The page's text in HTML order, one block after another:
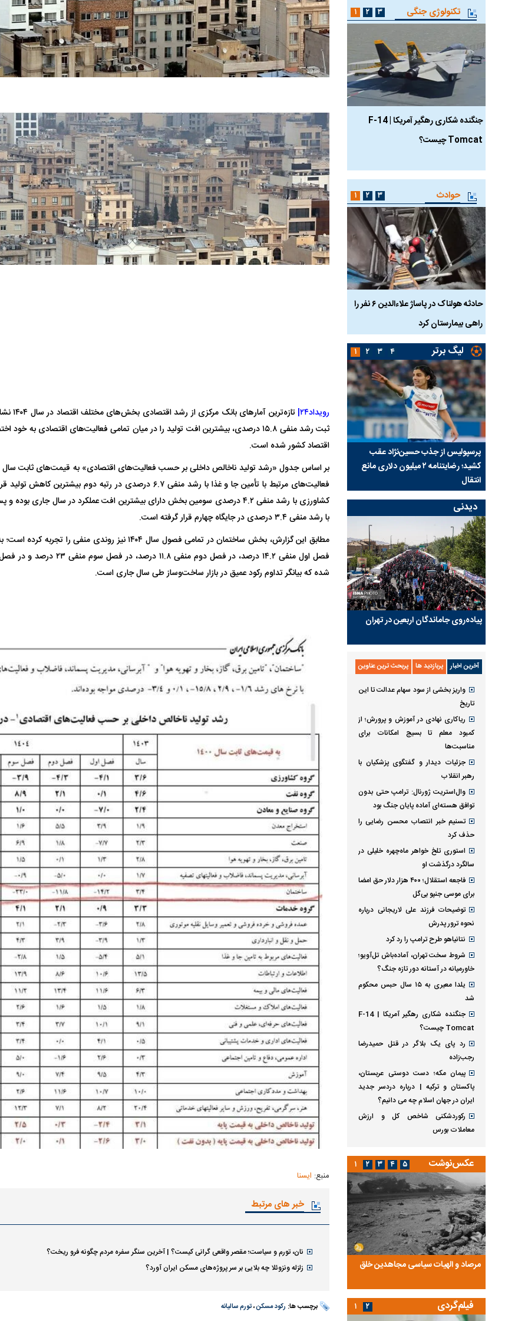
رویداد۲۴|
تازه‌ترین
ثبت رشد منفی ۱۵.۸ درصدی، بیشترین افت تولید را در میان تمامی فعالیت‌های اقتصادی به
اقتصاد کشور شده است.
فعالیت‌های مرتبط با تأمین جا و غذا با رشد منفی ۶.۷ درصدی در رتبه دوم
کشاورزی با رشد منفی ۴.۲ درصدی سومین بخش دارای بیشترین افت عملکرد در سال جاری
با رشد منفی ۳.۴ درصدی در جایگاه چهارم قرار گرفته است.
مطابق این گزارش، بخش ساختمان در تمامی فصول سال ۱۴۰۴ نیز
شده که بیانگر تداوم رکود عمیق در بازار ساخت‌وساز طی سال جاری است.
منبع: ایسنا
خبر های مرتبط
نان، تورم و سیاست؛ مقصر واقعی گرانی کیست؟ | آخرین سنگر سفره مردم چگونه فرو ریخت؟
زلزله ونزوئلا چه بلایی بر سر پروژه‌های مسکن ایران آورد؟
برچسب ها: رکود مسکن،تورم سالیانه
تکنولوژی جنگی
جنگنده شکاری رهگیر آمریکا | F-14
Tomcat چیست؟
حدید ۱۱۰؛ نسخه سریع‌تر، پنهان‌کارتر و
مرگبارتر پهپادهای ایرانی | پهپاد انتحاری
جدید ایران چیست؟
هواپیمای مرموز E-11A BACN چیست؟
Tomcat چیست؟
۱ ۲ ۳
حوادث
حادثه هولناک در پاساژ علاءالدین ۶ نفر را
راهی بیمارستان کرد
۱ ۲ ۳
لیگ برتر
پرسپولیس از جذب حسین‌نژاد عقب
کشید؛ رضایتنامه ۲ میلیون دلاری مانع
انتقال
بازی‌های لیگ برتر فوتبال با تماشاگر
برگزار می‌شود
پرسپولیس لو رفت
امضای قرارداد
۱ ۲ ۳ ۴
دیدنی
پیاده‌روی جاماندگان اربعین در تهران
آخرین اخبار پربازدید ها پربحث ترین عناوین
واریز بخشی از سود سهام عدالت تا این
تاریخ
ریاکاری نهادی در آموزش و پرورش؛ از
کمبود معلم تا بسیج امکانات برای
مناسبت‌ها
جزئیات دیدار و گفتگوی پزشکیان با
رهبر انقلاب
وال‌استریت ژورنال: ترامپ حتی بدون
توافق هسته‌ای آماده پایان جنگ بود
تسنیم خبر انتصاب محسن رضایی را
حذف کرد
استوری تلخ خواهر ماه‌چهره خلیلی در
سالگرد درگذشت او
فاجعه استقلال؛ ۴۰۰ هزار دلار حق امضا
برای موسی جنپو بی‌گل
توضیحات فرزند علی لاریجانی درباره
نحوه ترور پدرش
نتانیاهو طرح ترامپ را رد کرد
شروط سخت تهران، آماده‌باش تل‌آویو؛
خاورمیانه در آستانه دور تازه جنگ؟
یلدا معیری به ۱۵ سال حبس محکوم
شد
جنگنده شکاری رهگیر آمریکا | F-14
Tomcat چیست؟
رد پای یک بلاگر در قتل حمیدرضا
رجب‌زاده
پیمان مکه؛ دست دوستی عربستان،
پاکستان و ترکیه | درباره دردسر جدید
ایران در جهان اسلام چه می دانیم؟
رکوردشکنی شاخص کل و ارزش
معاملات بورس
عکس‌نوشت
مرصاد و الهیات سیاسی مجاهدین خلق
آخرین پرده از حیات سیاسی یک سلسله |
ریشه‌های عزاداری ماه محرم در فرهنگ
۱ ۲ ۳ ۴ ۵
فیلم‌گردی ۱ ۲